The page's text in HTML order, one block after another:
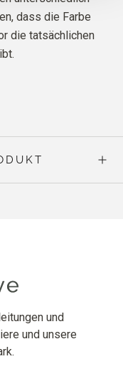
dass die Farbe
die tatsächlichen
und
und unsere